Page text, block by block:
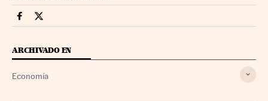
Economia Cinco Días en Facebook
Economia Cinco Días en Twitter
ARCHIVADO EN
Economía